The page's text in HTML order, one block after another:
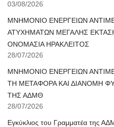
03/08/2026
ΜΝΗΜΟΝΙΟ ΕΝΕΡΓΕΙΩΝ
ΑΤΥΧΗΜΑΤΩΝ ΜΕΓΑΛΗΣ
ΟΝΟΜΑΣΙΑ ΗΡΑΚΛΕΙΤΟΣ
28/07/2026
ΜΝΗΜΟΝΙΟ ΕΝΕΡΓΕΙΩΝ
ΤΗ ΜΕΤΑΦΟΡΑ ΚΑΙ ΔΙΑΝΟΜΗ
ΤΗΣ ΑΔΜΘ
28/07/2026
Εγκύκλιος του Γραμματέα της